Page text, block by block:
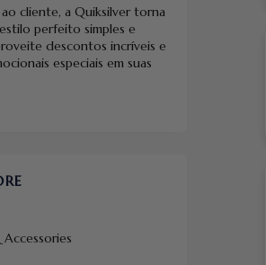
cliente, a Quiksilver torna
perfeito simples e
descontos incríveis e
especiais em suas